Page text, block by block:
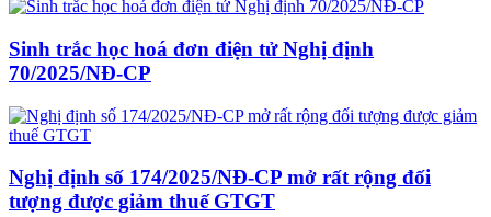
Sinh trắc học hoá đơn điện tử Nghị định
70/2025/NĐ-CP
Nghị định số 174/2025/NĐ-CP mở rất rộng đối
tượng được giảm thuế GTGT